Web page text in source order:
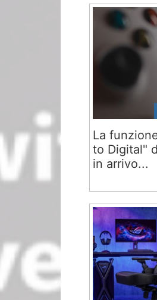
La
to Digital"
in arrivo...